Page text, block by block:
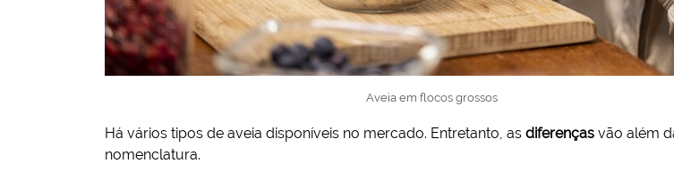
Aveia em flocos grossos
Há vários tipos de aveia disponíveis no mercado. Entretanto, as diferenças vão além
nomenclatura.